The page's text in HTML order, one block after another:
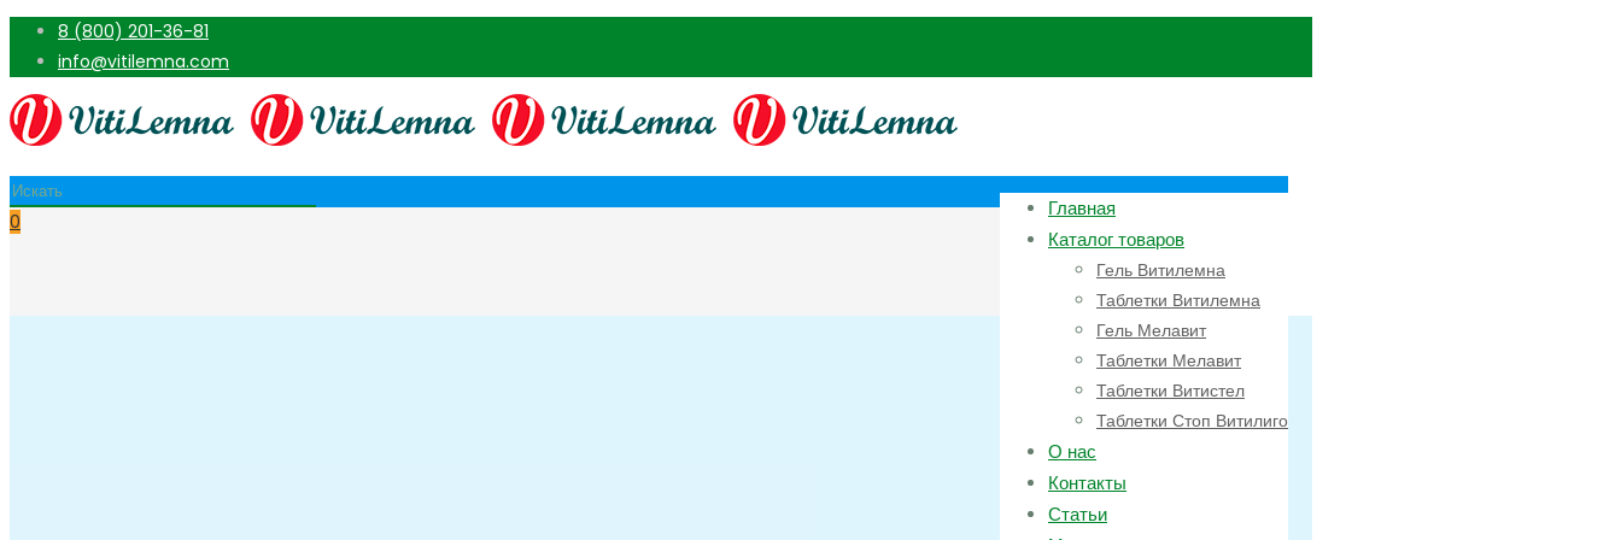
8 (800) 201-36-81
info@vitilemna.com
Главная
Каталог товаров
Гель Витилемна
Таблетки Витилемна
Гель Мелавит
Таблетки Мелавит
Таблетки Витистел
Таблетки Стоп Витилиго
О нас
Контакты
Статьи
0